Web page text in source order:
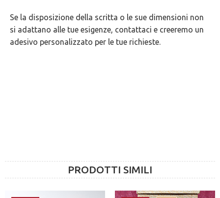
Se la disposizione della scritta o le sue dimensioni non
si adattano alle tue esigenze, contattaci e creeremo un
adesivo personalizzato per le tue richieste.
PRODOTTI SIMILI